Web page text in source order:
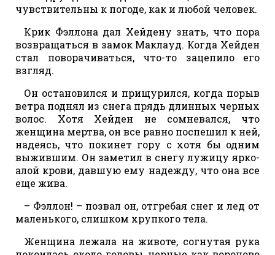
чувствительны к погоде, как и любой человек.
Крик Фэллона дал Хейдену знать, что пора
возвращаться в замок Маклауд. Когда Хейден
стал поворачиваться, что-то зацепило его
взгляд.
Он остановился и прищурился, когда порыв
ветра поднял из снега прядь длинных черных
волос. Хотя Хейден не сомневался, что
женщина мертва, он все равно поспешил к ней,
надеясь, что покинет гору с хотя бы одним
выжившим. Он заметил в снегу лужицу ярко-
алой крови, давшую ему надежду, что она все
еще жива.
– Фэллон! – позвал он, отгребая снег и лед от
маленького, слишком хрупкого тела.
Женщина лежала на животе, согнутая рука